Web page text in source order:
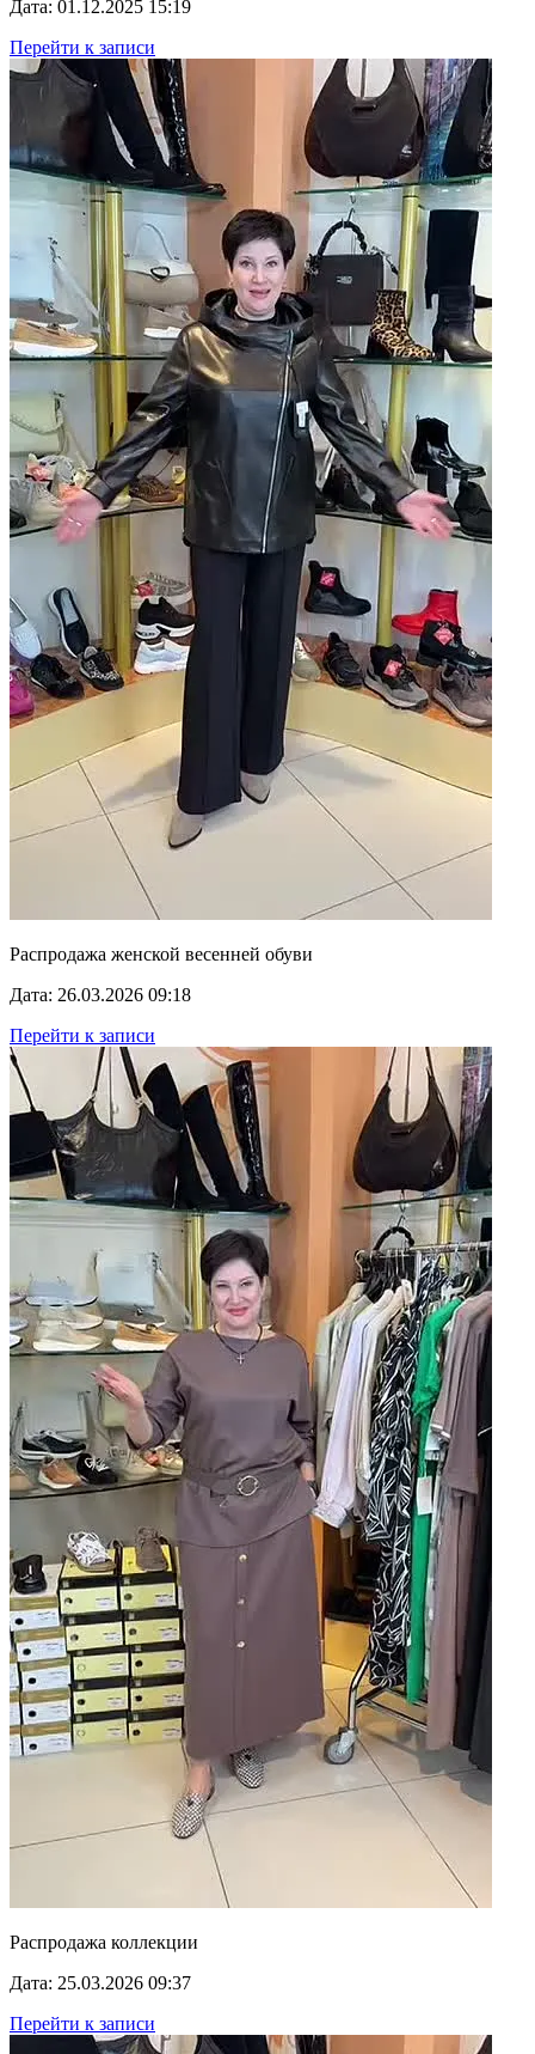
Дата: 01.12.2025 15:19
Перейти к записи
Распродажа женской весенней обуви
Дата: 26.03.2026 09:18
Перейти к записи
Распродажа коллекции
Дата: 25.03.2026 09:37
Перейти к записи